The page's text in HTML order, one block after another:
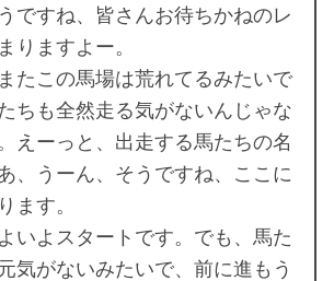
ですね、皆さんお待ちかねのレ
りますよー。
たこの馬場は荒れてるみたいで
ちも全然走る気がないんじゃな
えーっと、出走する馬たちの名
、うーん、そうですね、ここに
ます。
いよスタートです。でも、馬た
気がないみたいで、前に進もう